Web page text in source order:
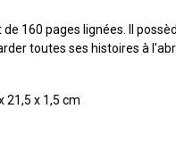
160 pages lignées. Il
toutes ses histoires à
21,5 x 1,5 cm